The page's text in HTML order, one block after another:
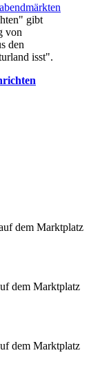
gibt
von
den
isst".
dem Marktplatz
dem Marktplatz
dem Marktplatz